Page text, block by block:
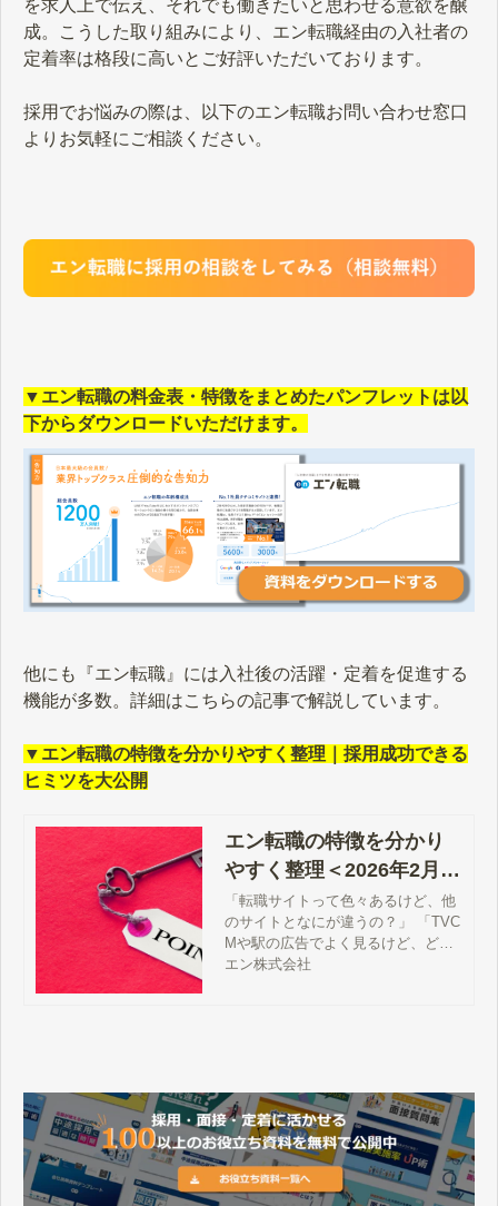
を求人上で伝え、それでも働きたいと思わせる意欲を醸
成。こうした取り組みにより、エン転職経由の入社者の
定着率は格段に高いとご好評いただいております。
採用でお悩みの際は、以下のエン転職お問い合わせ窓口
よりお気軽にご相談ください。
▼エン転職の料金表・特徴をまとめたパンフレットは以
下からダウンロードいただけます。
他にも『エン転職』には入社後の活躍・定着を促進する
機能が多数。詳細はこちらの記事で解説しています。
▼エン転職の特徴を分かりやすく整理｜採用成功できる
ヒミツを大公開
エン転職の特徴を分かり
やすく整理＜2026年2月更
新＞｜採用成功できるヒ
ミツを大公開
「転職サイトって色々あるけど、他
のサイトとなにが違うの？」 「TVC
Mや駅の広告でよく見るけど、どん
な転職サイトなの？」 「採用を成功
られる効果などについて説明してい
きます。 エン転職の特徴は？ 誰に
も真似できない「入社後活躍」への
こだわり エン転職が提供する3つの
価値 求人に応募が集まりやすい 採
用が決まりやすい 入社後に定着しや
エン株式会社